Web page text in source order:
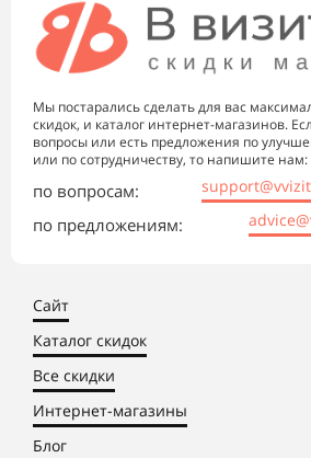
Мы постарались сделать для вас
скидок, и каталог интернет-магазинов.
вопросы или есть предложения по
или по сотрудничеству, то напишите нам:
по вопросам:
по предложениям:
Сайт
Каталог скидок
Все скидки
Интернет-магазины
Блог